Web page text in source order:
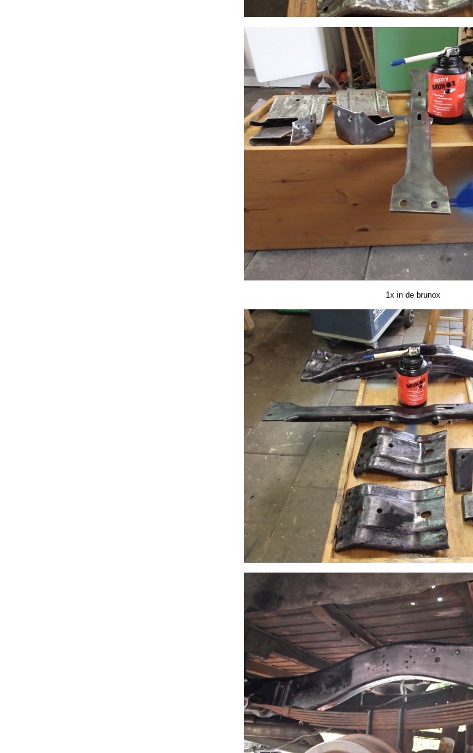
1x in de brunox